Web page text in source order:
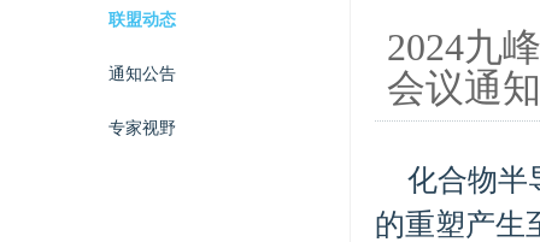
联盟动态
通知公告
专家视野
2024九
会议通知
化合物半
的重塑产生